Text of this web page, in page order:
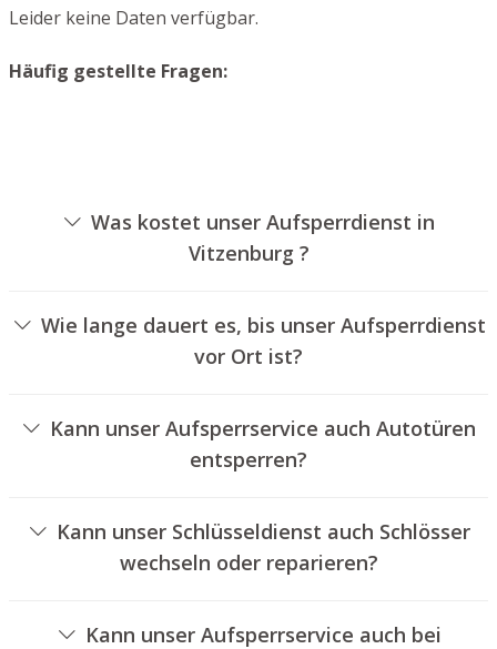
Leider keine Daten verfügbar.
Häufig gestellte Fragen:
Was kostet unser Aufsperrdienst in
Vitzenburg ?
verschiedenen Faktoren ab, wie beispielsweise der Art
des Zylinders, der Dauer der Arbeiten und eventuell
anfallenden Anfahrtskosten. Wir bieten unseren
Wie lange dauert es, bis unser Aufsperrdienst
vor Ort ist?
innerhalb von dreißig Minuten vor Ort. Die tatsächliche
Wartezeit hängt von dem Ortsunterschied des
Einsatzortes zu unserem Unternehmen und den
Kann unser Aufsperrservice auch Autotüren
entsperren?
Kann unser Schlüsseldienst auch Schlösser
wechseln oder reparieren?
von Türschlössern an.
Kann unser Aufsperrservice auch bei